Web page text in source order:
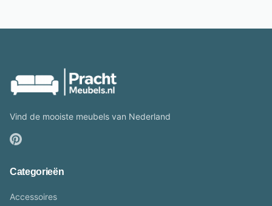
Vind de mooiste meubels van Nederland
Categorieën
Accessoires